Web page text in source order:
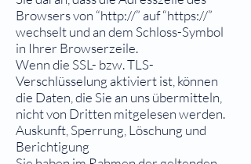
Browsers von “http://” auf “https://”
wechselt und an dem Schloss-Symbol
in Ihrer Browserzeile.
Wenn die SSL- bzw. TLS-
Verschlüsselung aktiviert ist, können
die Daten, die Sie an uns übermitteln,
nicht von Dritten mitgelesen werden.
Auskunft, Sperrung, Löschung und
Berichtigung